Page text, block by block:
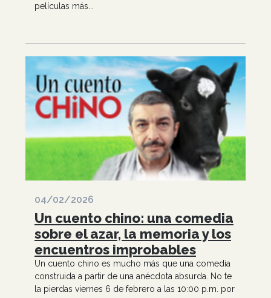
películas más...
04/02/2026
Un cuento chino: una comedia
sobre el azar, la memoria y los
encuentros improbables
Un cuento chino es mucho más que una comedia
construida a partir de una anécdota absurda. No te
la pierdas viernes 6 de febrero a las 10:00 p.m. por